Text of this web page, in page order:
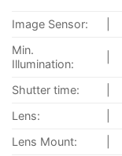
Image Sensor:
Min.
Illumination:
Shutter time:
Lens:
Lens Mount: